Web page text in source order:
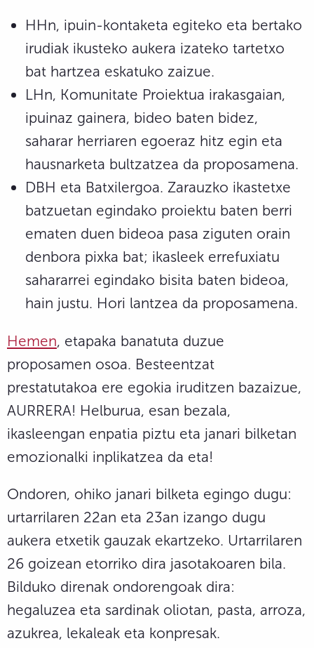
HHn, ipuin-kontaketa egiteko eta bertako
irudiak ikusteko aukera izateko tartetxo
bat hartzea eskatuko zaizue.
LHn, Komunitate Proiektua irakasgaian,
ipuinaz gainera, bideo baten bidez,
saharar herriaren egoeraz hitz egin eta
hausnarketa bultzatzea da proposamena.
DBH eta Batxilergoa. Zarauzko ikastetxe
batzuetan egindako proiektu baten berri
ematen duen bideoa pasa ziguten orain
denbora pixka bat; ikasleek errefuxiatu
sahararrei egindako bisita baten bideoa,
hain justu. Hori lantzea da proposamena.
Hemen, etapaka banatuta duzue
proposamen osoa. Besteentzat
prestatutakoa ere egokia iruditzen bazaizue,
AURRERA! Helburua, esan bezala,
ikasleengan enpatia piztu eta janari bilketan
emozionalki inplikatzea da eta!
Ondoren, ohiko janari bilketa egingo dugu:
urtarrilaren 22an eta 23an izango dugu
aukera etxetik gauzak ekartzeko. Urtarrilaren
26 goizean etorriko dira jasotakoaren bila.
Bilduko direnak ondorengoak dira:
hegaluzea eta sardinak oliotan, pasta, arroza,
azukrea, lekaleak eta konpresak.